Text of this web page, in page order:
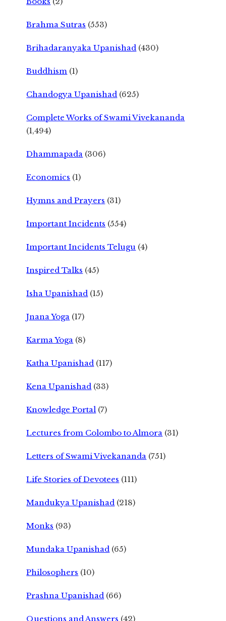
Brahma Sutras (553)
Brihadaranyaka Upanishad (430)
Buddhism (1)
Chandogya Upanishad (625)
Complete Works of Swami Vivekananda
(1,494)
Dhammapada (306)
Economics (1)
Hymns and Prayers (31)
Important Incidents (554)
Important Incidents Telugu (4)
Inspired Talks (45)
Isha Upanishad (15)
Jnana Yoga (17)
Karma Yoga (8)
Katha Upanishad (117)
Kena Upanishad (33)
Knowledge Portal (7)
Lectures from Colombo to Almora (31)
Letters of Swami Vivekananda (751)
Life Stories of Devotees (111)
Mandukya Upanishad (218)
Monks (93)
Mundaka Upanishad (65)
Philosophers (10)
Prashna Upanishad (66)
Questions and Answers (42)